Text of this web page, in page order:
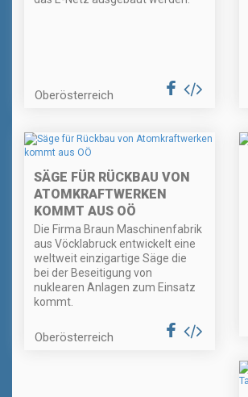
Oberösterreich
SÄGE FÜR RÜCKBAU VON
ATOMKRAFTWERKEN
KOMMT AUS OÖ
Die Firma Braun Maschinenfabrik
aus Vöcklabruck entwickelt eine
weltweit einzigartige Säge die
bei der Beseitigung von
nuklearen Anlagen zum Einsatz
kommt.
Oberösterreich